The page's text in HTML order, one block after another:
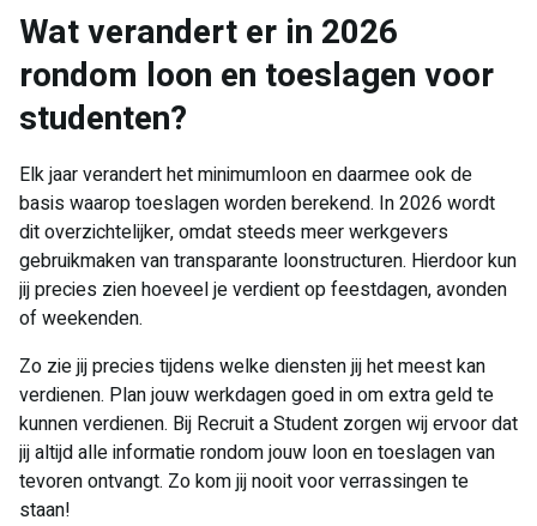
Wat verandert er in 2026
rondom loon en toeslagen voor
studenten?
Elk jaar verandert het minimumloon en daarmee ook de
basis waarop toeslagen worden berekend. In 2026 wordt
dit overzichtelijker, omdat steeds meer werkgevers
gebruikmaken van transparante loonstructuren. Hierdoor kun
jij precies zien hoeveel je verdient op feestdagen, avonden
of weekenden.
Zo zie jij precies tijdens welke diensten jij het meest kan
verdienen. Plan jouw werkdagen goed in om extra geld te
kunnen verdienen. Bij Recruit a Student zorgen wij ervoor dat
jij altijd alle informatie rondom jouw loon en toeslagen van
tevoren ontvangt. Zo kom jij nooit voor verrassingen te
staan!